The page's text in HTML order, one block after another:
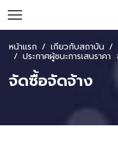
หน้าแรก เกี่ยวกับสถาบัน
ประกาศผู้ชนะการเสนราคา จ้างเก็บข้อมูลและลงพื้นที่ภาคสนาม ประมวลผลและวิเคราะห์ข้อมูลเชิงพื้นที่ ประสานงานและสนับสนุนการดำเนินงานโครงการบูรณาการระบบรางของไทยสู่ระบบโลจิสติกส์เอเชียเพื่อยกระดั
จัดซื้อจัดจ้าง